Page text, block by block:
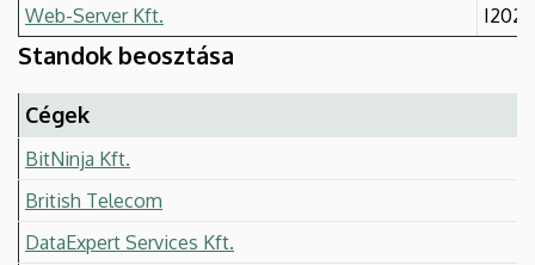
Web-Server Kft.
I202
Standok beosztása
Cégek
BitNinja Kft.
British Telecom
DataExpert Services Kft.